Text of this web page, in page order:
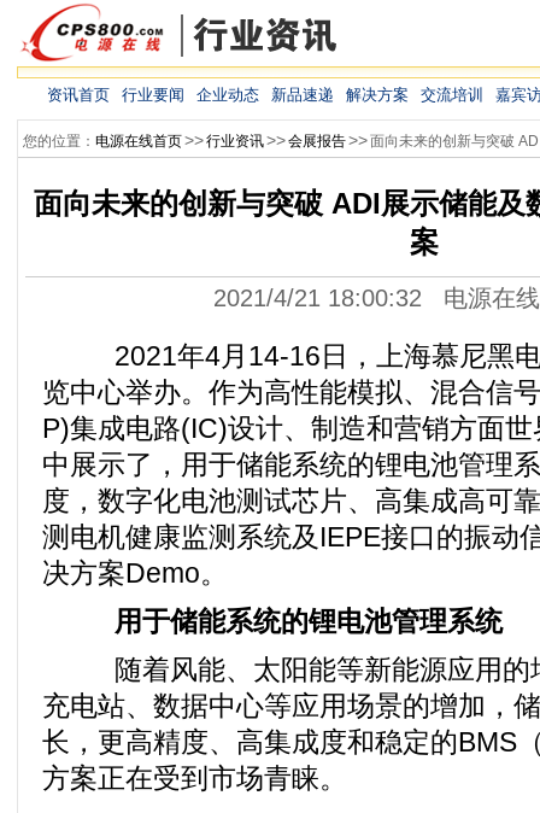
资讯首页 行业要闻 企业动态 新品速递 解决方案 交流培训 嘉宾
您的位置： 电源在线首页>>行业资讯>>会展报告>>面向未来的创新与突破
面向未来的创新与突破 ADI展示储能及
案
2021/4/21 18:00:32 电源在
2021年4月14-16日，上海慕尼黑电
览中心举办。作为高性能模拟、混合信
P)集成电路(IC)设计、制造和营销方面
中展示了，用于储能系统的锂电池管理
度，数字化电池测试芯片、高集成高可
测电机健康监测系统及IEPE接口的振动
决方案Demo。
用于储能系统的锂电池管理系统
随着风能、太阳能等新能源应用的
充电站、数据中心等应用场景的增加，
长，更高精度、高集成度和稳定的BMS
方案正在受到市场青睐。